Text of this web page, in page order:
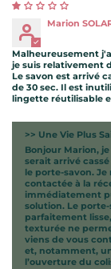
Marion
Malheureusement
je suis relativement
Le savon est arrivé
de 30 sec. Il est
lingette réutilisable
>> Une Vie Plus
Bonjour Marion,
serait arrivé
le porte-savon.
contactée à la
immédiatement
solution. Le
parfaitement
texturée ne
viens de vous
et, notamment,
l’ouverture du